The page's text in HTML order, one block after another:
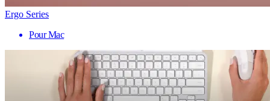
Ergo Series
Pour Mac